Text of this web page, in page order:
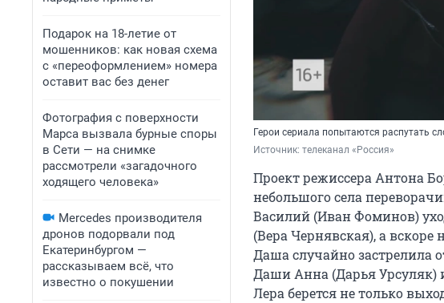
Подарок на 18-летие от
мошенников: как новая схема
с «переоформлением» номера
оставит вас без денег
Фотография с поверхности
Марса вызвала бурные споры
в Сети — на снимке
рассмотрели «загадочного
ходящего человека»
Mercedes производителя
дронов подорвали под
Екатеринбургом —
рассказываем всё, что
известно о покушении
Герои сериала попытаются распутать
Источник: телеканал «Россия»
Проект режиссера Антона
небольшого села
Василий (Иван Фоминов)
(Вера Чернявская), а вскоре
Даша случайно застрелила
Даши Анна (Дарья Урсуляк)
Лера берется не только